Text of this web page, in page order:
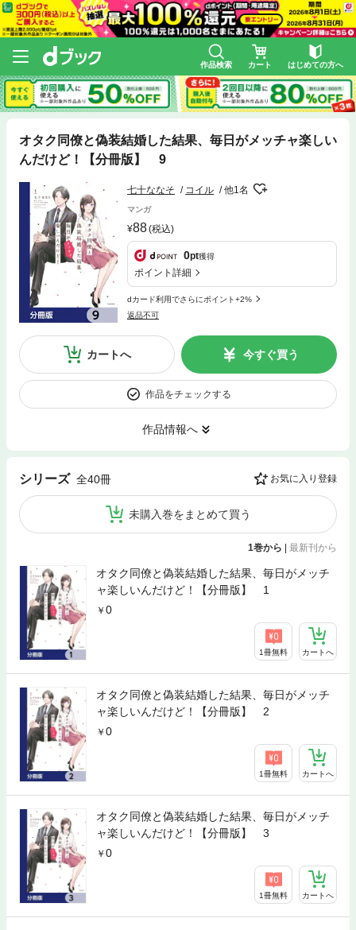
作品検索 カート はじめての方へ
オタク同僚と偽装結婚した結果、毎日がメッチャ楽しい
んだけど！【分冊版】 9
七十ななそ コイル 他1名
マンガ
88(税込)
0pt獲得
ポイント詳細
dカード利用でさらにポイント+2%
返品不可
カートへ 今すぐ買う
作品をチェックする
作品情報へ
シリーズ 全40冊 お気に入り登録
未購入巻をまとめて買う
1巻から | 最新刊から
オタク同僚と偽装結婚した結果、毎日がメッチ
ャ楽しいんだけど！【分冊版】 1
0
1冊無料 カートへ
オタク同僚と偽装結婚した結果、毎日がメッチ
ャ楽しいんだけど！【分冊版】 2
0
1冊無料 カートへ
オタク同僚と偽装結婚した結果、毎日がメッチ
ャ楽しいんだけど！【分冊版】 3
0
1冊無料 カートへ